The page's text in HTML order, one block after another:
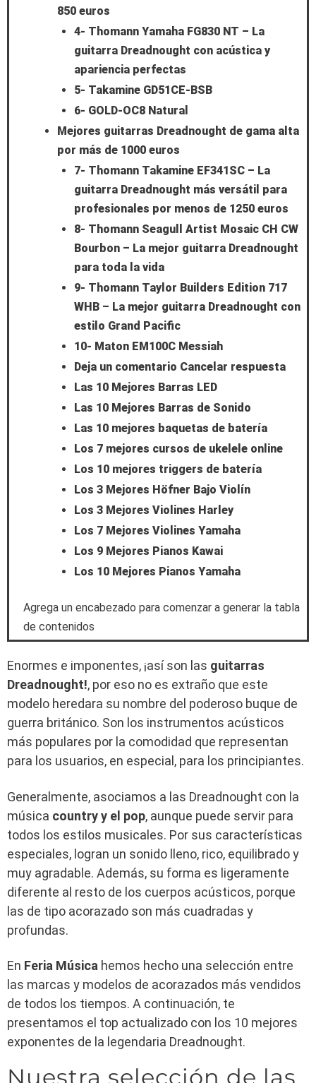
850 euros
4- Thomann Yamaha FG830 NT – La
guitarra Dreadnought con acústica y
apariencia perfectas
5- Takamine GD51CE-BSB
6- GOLD-OC8 Natural
Mejores guitarras Dreadnought de gama alta
por más de 1000 euros
7- Thomann Takamine EF341SC – La
guitarra Dreadnought más versátil para
profesionales por menos de 1250 euros
8- Thomann Seagull Artist Mosaic CH CW
Bourbon – La mejor guitarra Dreadnought
para toda la vida
9- Thomann Taylor Builders Edition 717
WHB – La mejor guitarra Dreadnought con
estilo Grand Pacific
10- Maton EM100C Messiah
Deja un comentario Cancelar respuesta
Las 10 Mejores Barras LED
Las 10 Mejores Barras de Sonido
Las 10 mejores baquetas de batería
Los 7 mejores cursos de ukelele online
Los 10 mejores triggers de batería
Los 3 Mejores Höfner Bajo Violín
Los 3 Mejores Violines Harley
Los 7 Mejores Violines Yamaha
Los 9 Mejores Pianos Kawai
Los 10 Mejores Pianos Yamaha
Agrega un encabezado para comenzar a generar la tabla
de contenidos
Enormes e imponentes, ¡así son las guitarras
Dreadnought!, por eso no es extraño que este
modelo heredara su nombre del poderoso buque de
guerra británico. Son los instrumentos acústicos
más populares por la comodidad que representan
para los usuarios, en especial, para los principiantes.
Generalmente, asociamos a las Dreadnought con la
música country y el pop, aunque puede servir para
todos los estilos musicales. Por sus características
especiales, logran un sonido lleno, rico, equilibrado y
muy agradable. Además, su forma es ligeramente
diferente al resto de los cuerpos acústicos, porque
las de tipo acorazado son más cuadradas y
profundas.
En Feria Música hemos hecho una selección entre
las marcas y modelos de acorazados más vendidos
de todos los tiempos. A continuación, te
presentamos el top actualizado con los 10 mejores
exponentes de la legendaria Dreadnought.
Nuestra selección de las